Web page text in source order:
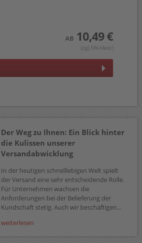
AB 10,49 €
(zzgl.19% Mwst.)
Der Weg zu Ihnen: Ein Blick hinter
die Kulissen unserer
Versandabwicklung
In der heutigen schnelllebigen Welt spielt
der Versand eine sehr entscheidende Rolle.
Für Unternehmen wachsen die
Anforderungen bei der Belieferung der
Kundschaft stetig. Auch wir beschäftigen...
weiterlesen